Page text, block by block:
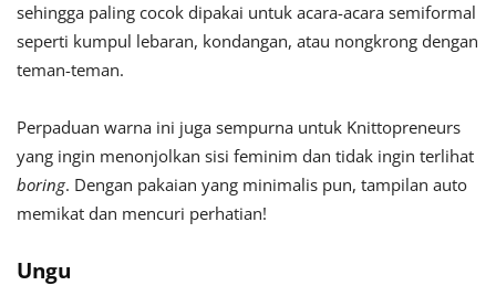
sehingga paling cocok dipakai untuk acara-acara semiformal
seperti kumpul lebaran, kondangan, atau nongkrong dengan
teman-teman.
Perpaduan warna ini juga sempurna untuk Knittopreneurs
yang ingin menonjolkan sisi feminim dan tidak ingin terlihat
boring. Dengan pakaian yang minimalis pun, tampilan auto
memikat dan mencuri perhatian!
Ungu